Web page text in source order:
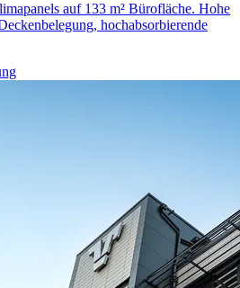
auf 133 m² Bürofläche. Hohe
hochabsorbierende